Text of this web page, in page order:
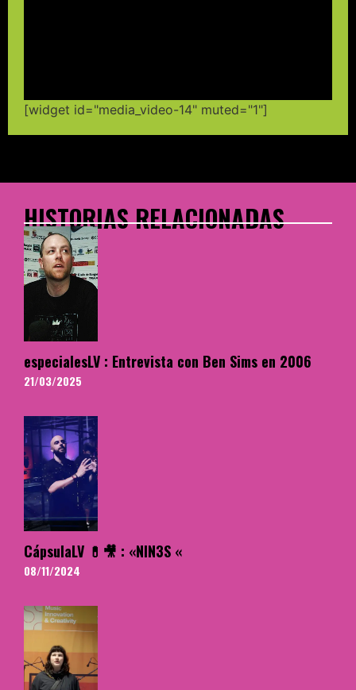
[widget id="media_video-14" muted="1"]
HISTORIAS RELACIONADAS
especialesLV : Entrevista con Ben Sims en 2006
21/03/2025
CápsulaLV 💊🎥 : «NIN3S «
08/11/2024